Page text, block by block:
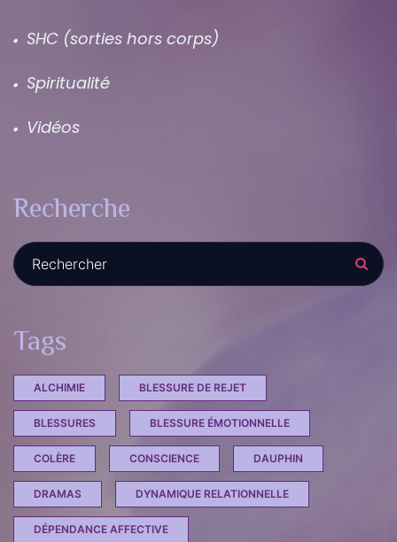
SHC (sorties hors corps)
Spiritualité
Vidéos
Recherche
Recherche :
Tags
ALCHIMIE BLESSURE DE REJET
BLESSURES BLESSURE ÉMOTIONNELLE
COLÈRE CONSCIENCE DAUPHIN
DRAMAS DYNAMIQUE RELATIONNELLE
DÉPENDANCE AFFECTIVE